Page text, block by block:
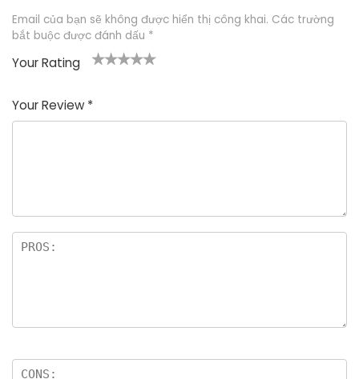
Email của bạn sẽ không được hiển thị công khai. Các trường
bắt buộc được đánh dấu *
Your Rating
Your Review *